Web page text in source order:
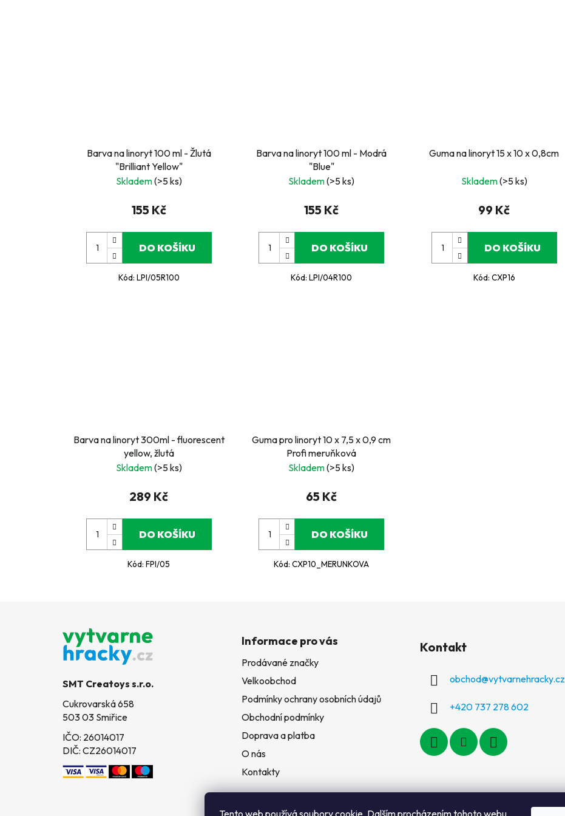
Tento web používá soubory cookie. Dalším procházením tohoto webu
Barva na linoryt 100 ml - Žlutá
"Brilliant Yellow"
Skladem(>5 ks)
155 Kč
DO KOŠÍKU
Kód: LPI/05R100
Barva na linoryt 100 ml - Modrá
"Blue"
Skladem(>5 ks)
155 Kč
DO KOŠÍKU
Kód:LPI/04R100
Guma na linoryt 15 x 10 x 0,8cm
Skladem(>5 ks)
99 Kč
DO KOŠÍKU
Kód: CXP16
Barva na linoryt 300ml - fluorescent
yellow, žlutá
Skladem(>5 ks)
289 Kč
DO KOŠÍKU
Kód:FPI/05
Guma pro linoryt 10 x 7,5 x 0,9 cm
Profi meruňková
Skladem(>5 ks)
65 Kč
DO KOŠÍKU
Kód:CXP10_MERUNKOVA
SMT Creatoys s.r.o.
Cukrovarská 658
503 03 Smiřice
IČO: 26014017
DIČ: CZ26014017
Informace pro vás
Prodávané značky
Velkoobchod
Podmínky ochrany osobních údajů
Obchodní podmínky
Doprava a platba
O nás
Kontakty
Kontakt
obchod@vytvarnehracky.cz
+420 737 278 602